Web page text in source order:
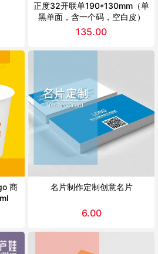
正度32开联单190*130mm（单
黑单面，含一个码，空白皮）
135.00
商
名片制作定制创意名片
6.00